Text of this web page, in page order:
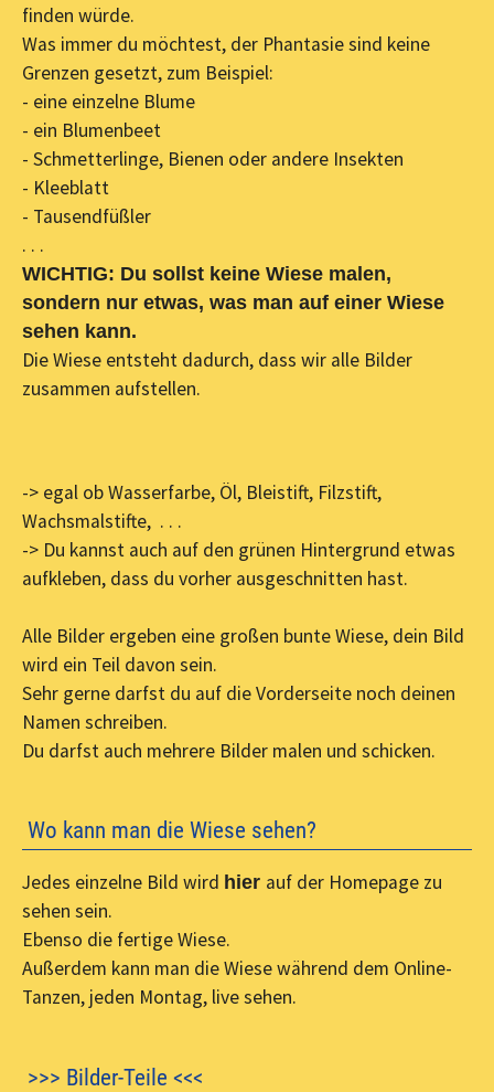
finden würde.
Was immer du möchtest, der Phantasie sind keine
Grenzen gesetzt, zum Beispiel:
- eine einzelne Blume
- ein Blumenbeet
- Schmetterlinge, Bienen oder andere Insekten
- Kleeblatt
- Tausendfüßler
. . .
WICHTIG: Du sollst keine Wiese malen,
sondern nur etwas, was man auf einer Wiese
sehen kann.
Die Wiese entsteht dadurch, dass wir alle Bilder
zusammen aufstellen.
-> egal ob Wasserfarbe, Öl, Bleistift, Filzstift,
Wachsmalstifte, . . .
-> Du kannst auch auf den grünen Hintergrund etwas
aufkleben, dass du vorher ausgeschnitten hast.
Alle Bilder ergeben eine großen bunte Wiese, dein Bild
wird ein Teil davon sein.
Sehr gerne darfst du auf die Vorderseite noch deinen
Namen schreiben.
Du darfst auch mehrere Bilder malen und schicken.
Wo kann man die Wiese sehen?
Jedes einzelne Bild wird hier auf der Homepage zu
sehen sein.
Ebenso die fertige Wiese.
Außerdem kann man die Wiese während dem Online-
Tanzen, jeden Montag, live sehen.
>>> Bilder-Teile <<<